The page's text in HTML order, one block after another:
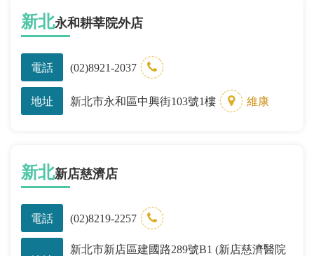
新北永和耕莘院外店
電話 (02)8921-2037
地址 新北市永和區中興街103號1樓 維康
新北新店慈濟店
電話 (02)8219-2257
新北市新店區建國路289號B1 (新店慈濟醫院